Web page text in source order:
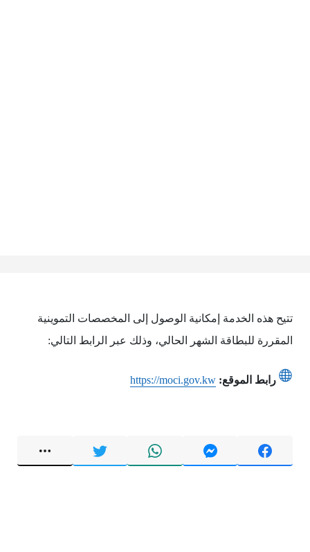
تتيح هذه الخدمة إمكانية الوصول إلى المخصصات التموينية
المقررة للبطاقة الشهر الحالي، وذلك عبر الرابط التالي:
رابط الموقع: https://moci.gov.kw